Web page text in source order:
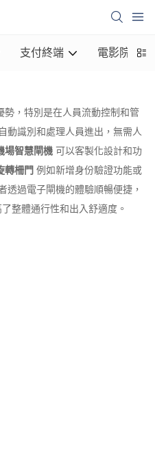
支付終端 電影院亭
勢，特別是在人員流動控制和管
自動識別和處理人員進出，無需人
場智慧閘機 可以客製化設計和功
轉柵門 例如新增身份驗證功能或
透過電子閘機的體驗順暢便捷，
整體通行性和出入舒適度。